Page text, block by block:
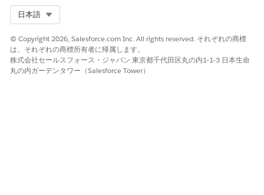
日本語
© Copyright 2026, Salesforce.com Inc. All rights reserved. それぞれの商標
は、それぞれの商標所有者に帰属します。
株式会社セールスフォース・ジャパン 東京都千代田区丸の内1-1-3 日本生命
丸の内ガーデンタワー（Salesforce Tower）